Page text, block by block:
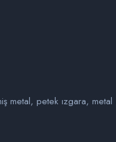
metal, petek ızgara, metal